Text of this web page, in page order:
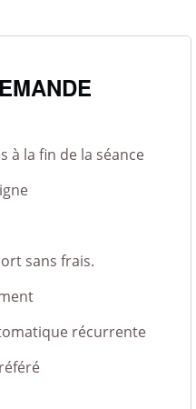
à la fin de la séance
sans frais.
récurrente